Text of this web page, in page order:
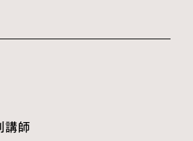
師